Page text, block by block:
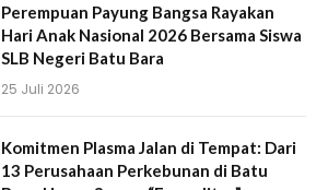
Perempuan Payung Bangsa Rayakan
Hari Anak Nasional 2026 Bersama Siswa
SLB Negeri Batu Bara
25 Juli 2026
Komitmen Plasma Jalan di Tempat: Dari
13 Perusahaan Perkebunan di Batu